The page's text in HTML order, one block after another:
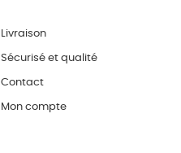
Livraison
Sécurisé et qualité
Contact
Mon compte